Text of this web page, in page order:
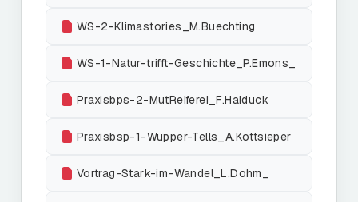
WS-2-Klimastories_M.Buechting
WS-1-Natur-trifft-Geschichte_P.Emons_
Praxisbps-2-MutReiferei_F.Haiduck
Praxisbsp-1-Wupper-Tells_A.Kottsieper
Vortrag-Stark-im-Wandel_L.Dohm_